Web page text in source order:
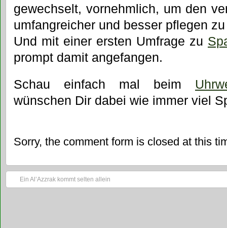
gewechselt, vornehmlich, um den
umfangreicher und besser pflegen
Und mit einer ersten Umfrage zu
prompt damit angefangen.
Schau einfach mal beim
wünschen Dir dabei wie immer viel
Sorry, the comment form is closed at this
Ein Al’Azzrak kommt selten allein